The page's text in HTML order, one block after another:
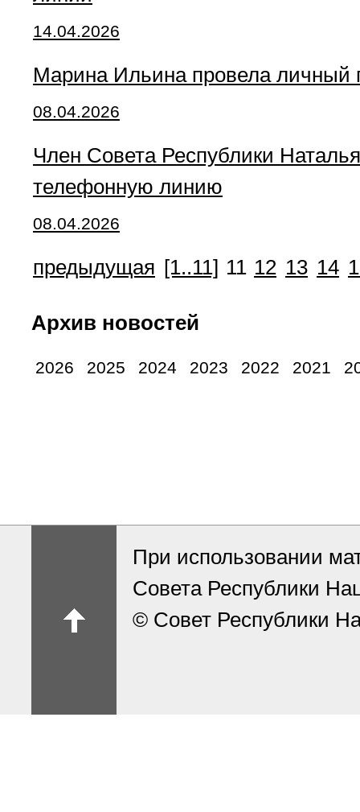
14.04.2026
Марина Ильина провела личный
08.04.2026
Член Совета Республики
телефонную линию
08.04.2026
предыдущая [1..11] 11 12 13 14
Архив новостей
2026 2025 2024 2023 2022 2021
При использовании
Совета Республики
© Совет Республики